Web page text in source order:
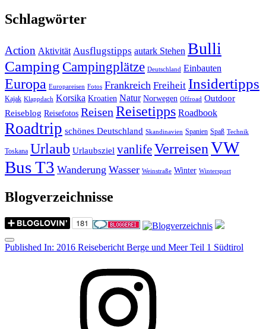
Schlagwörter
Action Aktivität Ausflugstipps autark Stehen Bulli
Camping Campingplätze Deutschland Einbauten
Europa Europareisen Fotos Frankreich Freiheit Insidertipps
Kajak Klappdach Korsika Kroatien Natur Norwegen Offroad Outdoor
Reiseblog Reisefotos ReisenReisetipps Roadbook
Roadtrip schönes Deutschland Skandinavien Spanien Spaß Technik
Toskana Urlaub Urlaubsziel vanlifeVerreisenVW
Bus T3 Wanderung Wasser Weinstraße Winter Wintersport
Blogverzeichnisse
Menu
Post
Published In: 2016 Reisebericht Berge und Meer Teil 1 Südtirol